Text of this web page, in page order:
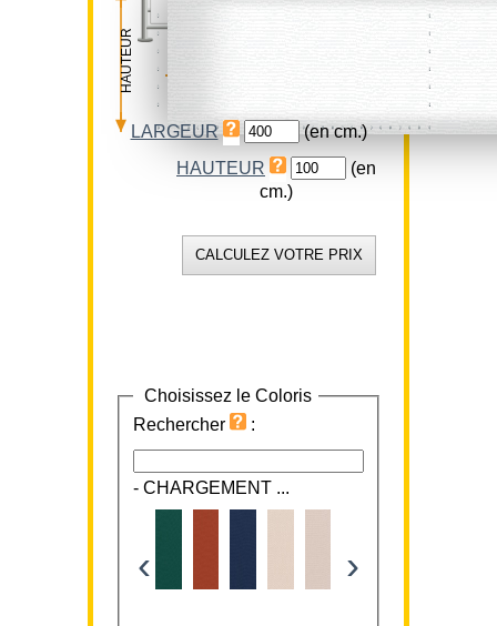
HAUTEUR
LARGEUR
(en cm.)
HAUTEUR
(en
cm.)
Choisissez le Coloris
Rechercher
:
- CHARGEMENT ...
‹ ›